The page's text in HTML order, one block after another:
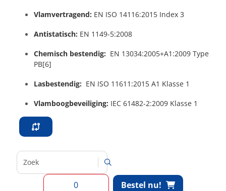
Vlamvertragend: EN ISO 14116:2015 Index 3
Antistatisch: EN 1149-5:2008
Chemisch bestendig: EN 13034:2005+A1:2009 Type
PB[6]
Lasbestendig: EN ISO 11611:2015 A1 Klasse 1
Vlamboogbeveiliging: IEC 61482-2:2009 Klasse 1
Bestel nu!